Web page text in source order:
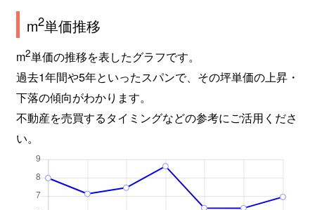
m2単価推移
m2単価の推移を表したグラフです。
過去1年間や5年といったスパンで、その坪単価の上昇・
下落の傾向がわかります。
不動産を売買するタイミングなどの参考にご活用くださ
い。